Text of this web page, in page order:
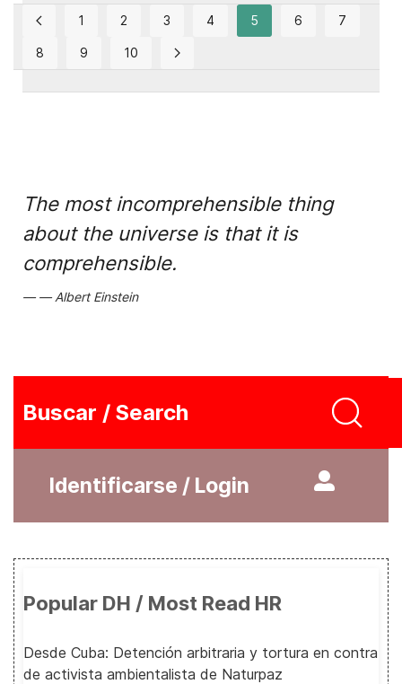
1 2 3 4 5 6 7
8 9 10
The most incomprehensible thing
about the universe is that it is
comprehensible.
Albert Einstein
Buscar / Search
Identificarse / Login
Popular DH / Most Read HR
Desde Cuba: Detención arbitraria y tortura en contra
de activista ambientalista de Naturpaz